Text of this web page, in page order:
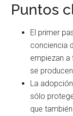
Puntos
El primer
conciencia
empiezan
se
La
sólo
que